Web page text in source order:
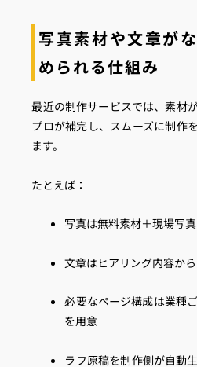
写真素材や文章が
められる仕組み
最近の制作サービスでは、素材
プロが補完し、スムーズに制作
ます。
たとえば：
写真は無料素材＋現場写
文章はヒアリング内容か
必要なページ構成は業種
を用意
ラフ原稿を制作側が自動